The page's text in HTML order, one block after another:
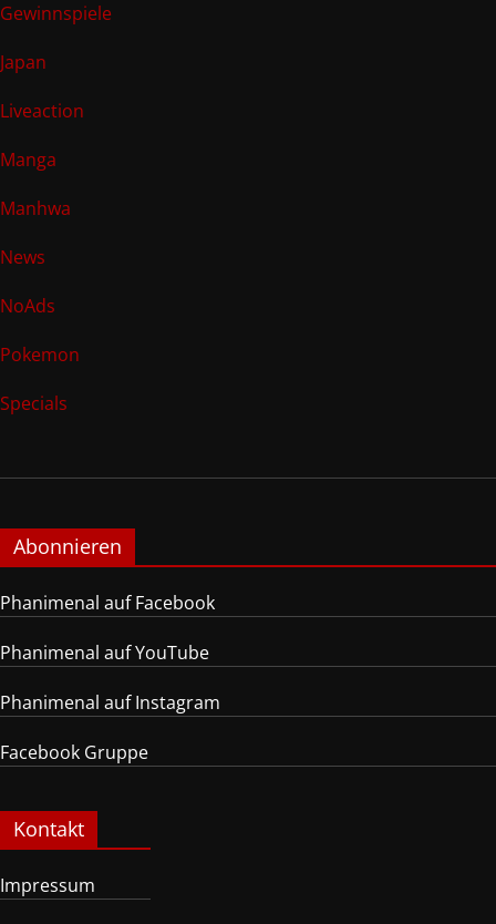
Gewinnspiele
Japan
Liveaction
Manga
Manhwa
News
NoAds
Pokemon
Specials
Abonnieren
Phanimenal auf Facebook
Phanimenal auf YouTube
Phanimenal auf Instagram
Facebook Gruppe
Kontakt
Impressum